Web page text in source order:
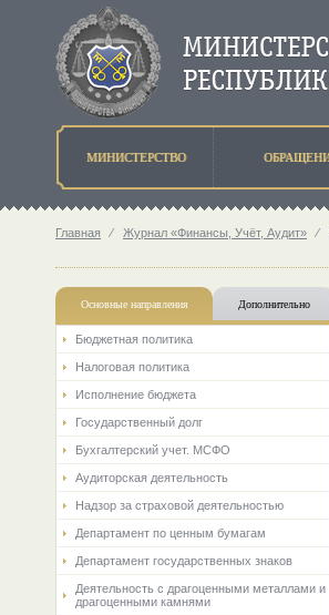
МИНИСТЕРСТВО
Главная ⁄ Журнал «Финансы, Учёт, Аудит» ⁄
Основные направления Дополнительно
Бюджетная политика
Налоговая политика
Исполнение бюджета
Государственный долг
Бухгалтерский учет. МСФО
Аудиторская деятельность
Надзор за страховой деятельностью
Департамент по ценным бумагам
Департамент государственных знаков
Деятельность с драгоценными металлами и
драгоценными камнями